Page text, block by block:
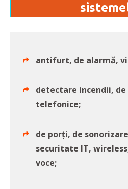
antifurt, de alarmă,
detectare incendii,
telefonice;
de porți, de
securitate IT,
voce;